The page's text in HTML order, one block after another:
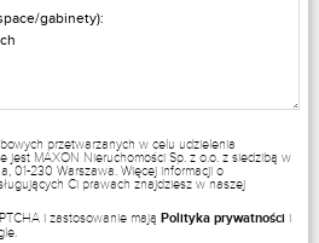
przetwarzanych w celu udzielenia
MAXON Nieruchomości Sp. z o.o. z siedzibą w
01-230 Warszawa. Więcej informacji o
Ci prawach znajdziesz w naszej
i zastosowanie mają Polityka prywatności i